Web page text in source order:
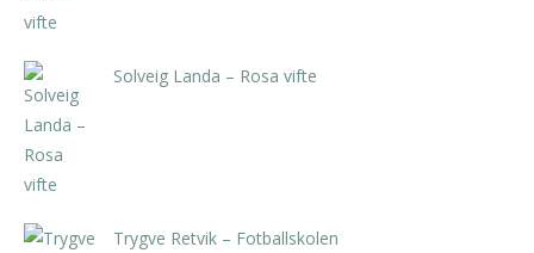
Solveig Landa – Rosa vifte
Trygve Retvik – Fotballskolen